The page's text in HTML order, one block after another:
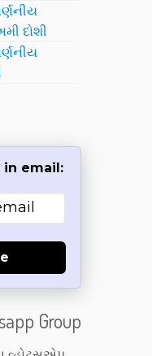
દોશી
in email:
Group